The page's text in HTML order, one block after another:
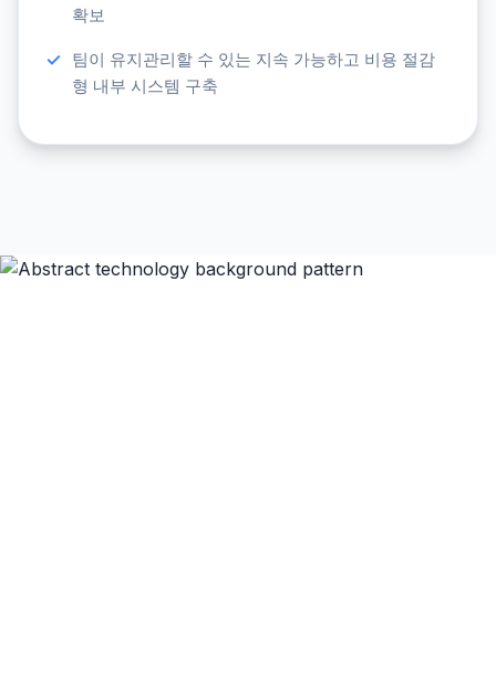
확보
팀이 유지관리할 수 있는 지속 가능하고 비용 절감
형 내부 시스템 구축